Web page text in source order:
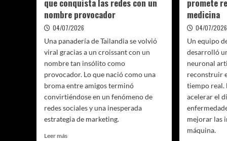
la
que conquista las redes con un
nombre provocador
04/07/2026
Una panadería de Tailandia se volvió
viral gracias a un croissant con un
nombre tan insólito como
provocador. Lo que nació como una
broma entre amigos terminó
convirtiéndose en un fenómeno de
redes sociales y una inesperada
estrategia de marketing.
Leer másLeer
promete
medicina
04/07/2026
Un equipo
desarrolló
neuronal
reconstruir
tiempo real.
acelerar el
mejorar las
máquina.